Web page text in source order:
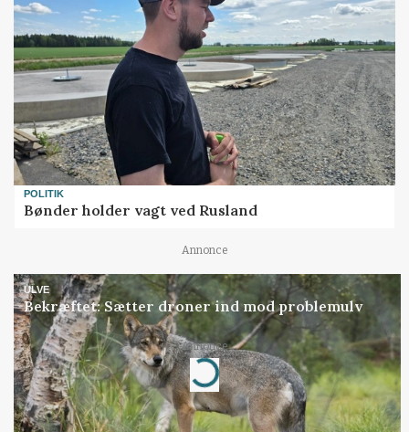
POLITIK
Bønder holder vagt ved Rusland
Annonce
ULVE
Bekræftet: Sætter droner ind mod problemulv
Annonce
Loading...